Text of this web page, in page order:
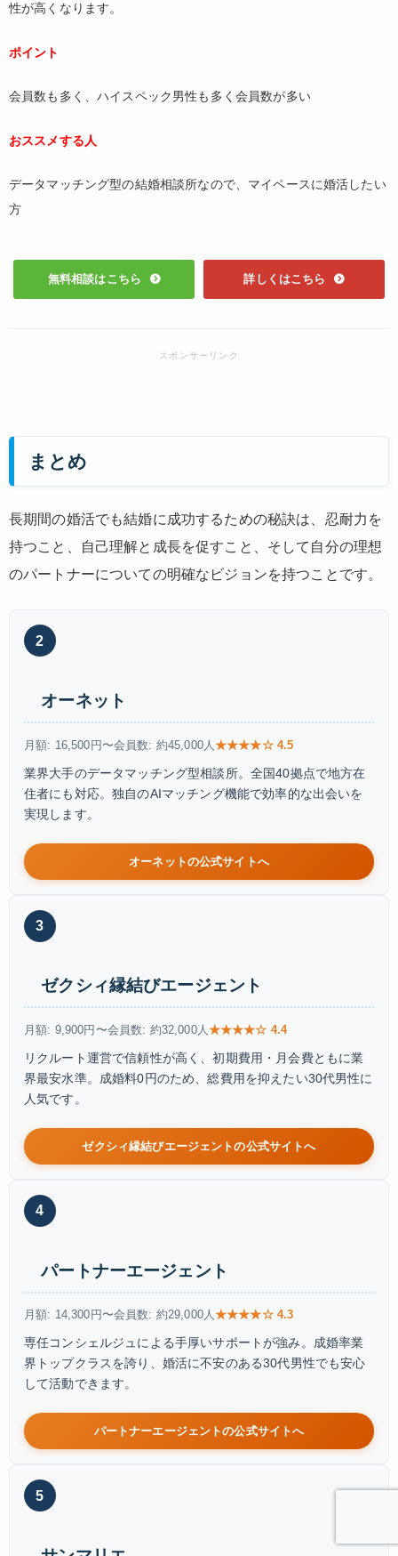
性が高くなります。
ポイント
会員数も多く、ハイスペック男性も多く会員数が多い
おススメする人
データマッチング型の結婚相談所なので、マイペースに婚活したい
方
無料相談はこちら 詳しくはこちら
まとめ
長期間の婚活でも結婚に成功するための秘訣は、忍耐力を
持つこと、自己理解と成長を促すこと、そして自分の理想
のパートナーについての明確なビジョンを持つことです。
2
オーネット
月額: 16,500円〜会員数: 約45,000人★★★★☆ 4.5
業界大手のデータマッチング型相談所。全国40拠点で地方在
住者にも対応。独自のAIマッチング機能で効率的な出会いを
実現します。
オーネットの公式サイトへ
3
ゼクシィ縁結びエージェント
月額: 9,900円〜会員数: 約32,000人 ★★★★☆ 4.4
リクルート運営で信頼性が高く、初期費用・月会費ともに業
界最安水準。成婚料0円のため、総費用を抑えたい30代男性に
人気です。
ゼクシィ縁結びエージェントの公式サイトへ
4
パートナーエージェント
月額: 14,300円〜会員数: 約29,000人★★★★☆ 4.3
専任コンシェルジュによる手厚いサポートが強み。成婚率業
界トップクラスを誇り、婚活に不安のある30代男性でも安心
して活動できます。
パートナーエージェントの公式サイトへ
5